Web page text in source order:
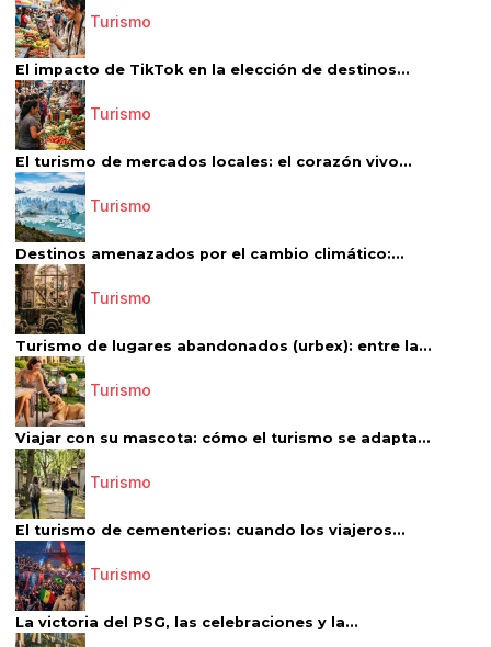
Turismo
El impacto de TikTok en la elección de destinos...
Turismo
El turismo de mercados locales: el corazón vivo...
Turismo
Destinos amenazados por el cambio climático:...
Turismo
Turismo de lugares abandonados (urbex): entre la...
Turismo
Viajar con su mascota: cómo el turismo se adapta...
Turismo
El turismo de cementerios: cuando los viajeros...
Turismo
La victoria del PSG, las celebraciones y la...